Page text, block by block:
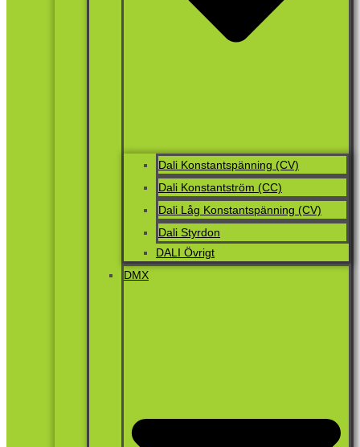
Dali Konstantspänning (CV)
Dali Konstantström (CC)
Dali Låg Konstantspänning (CV)
Dali Styrdon
DALI Övrigt
DMX